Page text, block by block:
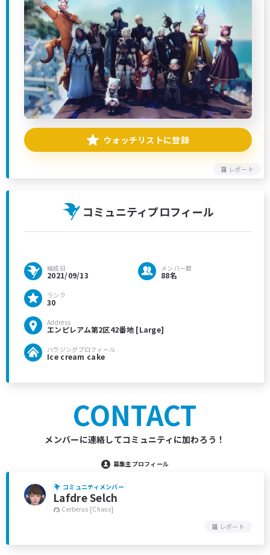
レポート
ウォッチリストに登録
コミュニティプロフィール
結成日
2021/09/13
メンバー数
88名
ランク
30
Address
エンピレアム第2区42番地 [Large]
ハウジングプロフィール
Ice cream cake
CONTACT
メンバーに連絡してコミュニティに加わろう！
募集主プロフィール
コミュニティメンバー
Lafdre Selch
Cerberus [Chaos]
レポート